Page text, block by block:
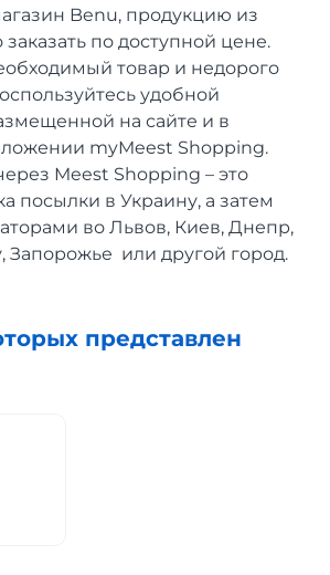
Benu, продукцию из
по доступной цене.
товар и недорого
удобной
на сайте и в
myMeest Shopping.
Meest Shopping – это
посылки в Украину, а затем
во Львов, Киев, Днепр,
Запорожье или другой город.
представлен